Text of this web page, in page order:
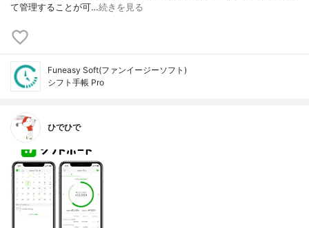
て管理することが可…続きを見る
Funeasy Soft(ファンイージーソフト)
シフト手帳 Pro
ひでひで